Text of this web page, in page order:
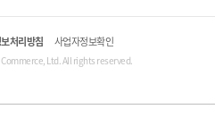
처리방침 사업자정보확인
Ltd. All rights reserved.